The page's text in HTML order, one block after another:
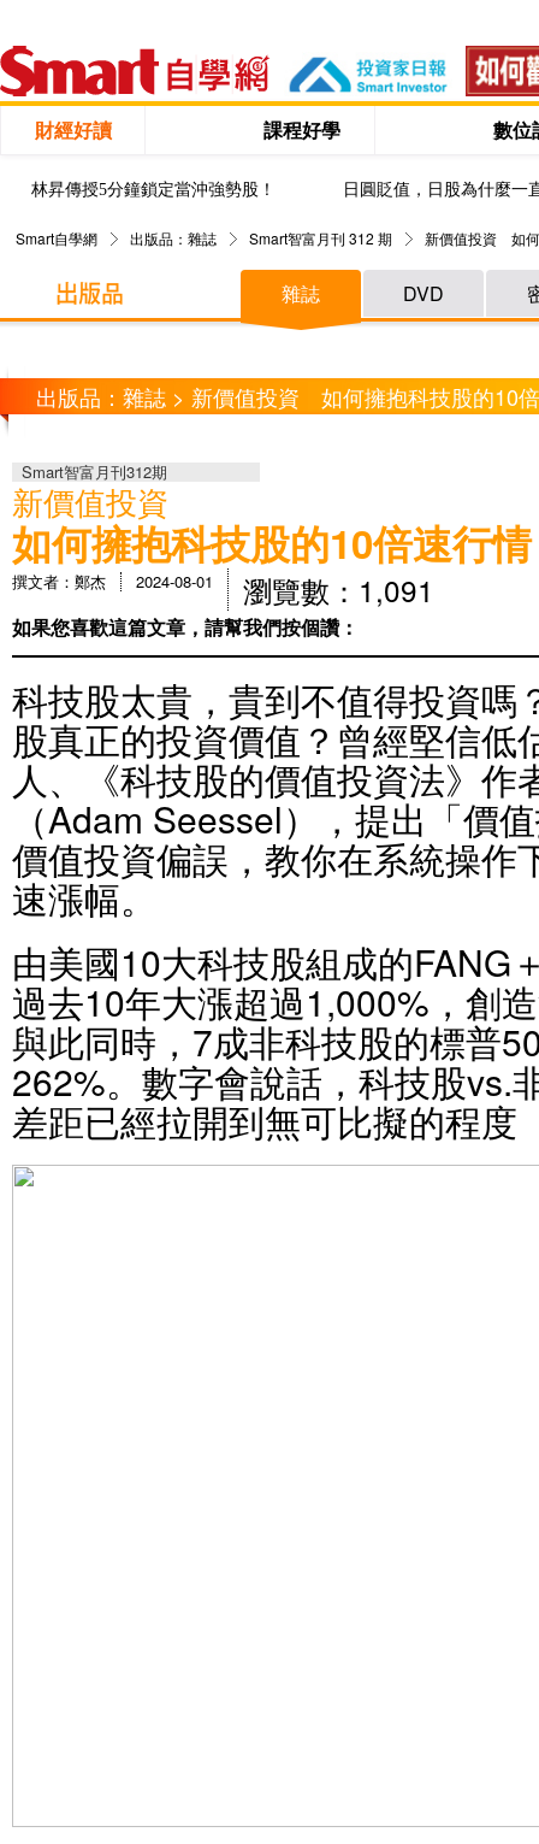
財經好讀 課程好學 數位
林昇傳授5分鐘鎖定當沖強勢股！ 日圓貶值，日股為什麼一
Smart自學網 出版品：雜誌 Smart智富月刊 312 期 新價值投資 如
雜誌 DVD
出版品：雜誌 > 新價值投資 如何擁抱科技股的10
Smart智富月刊312期
新價值投資
如何擁抱科技股的10倍速行情
撰文者：鄭杰 2024-08-01 瀏覽數：1,091
如果您喜歡這篇文章，請幫我們按個讚：
科技股太貴，貴到不值得投資嗎
股真正的投資價值？曾經堅信低
人、《科技股的價值投資法》作
（Adam Seessel），提出「價
價值投資偏誤，教你在系統操作
速漲幅。
由美國10大科技股組成的FANG
過去10年大漲超過1,000%，創
與此同時，7成非科技股的標普
262%。數字會說話，科技股vs.
差距已經拉開到無可比擬的程度